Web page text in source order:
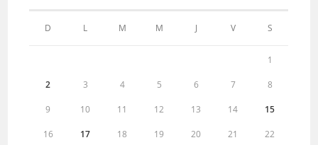
D L M M J V S
1
2 3 4 5 6 7 8
9 10 11 12 13 14 15
16 17 18 19 20 21 22